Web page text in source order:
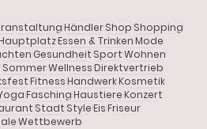
HändlerShop Shopping
Essen & TrinkenMode
Gesundheit Sport Wohnen
SommerWellnessDirektvertrieb
FitnessHandwerkKosmetik
FaschingHaustiereKonzert
Stadt StyleEisFriseur
Wettbewerb